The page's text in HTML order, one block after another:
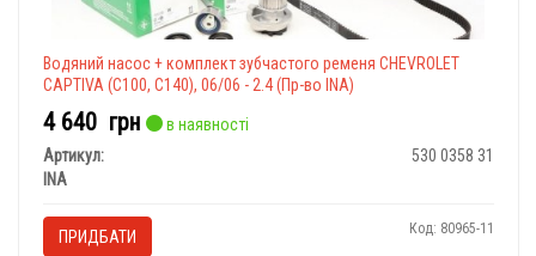
Водяний насос + комплект зубчастого ременя CHEVROLET
CAPTIVA (C100, C140), 06/06 - 2.4 (Пр-во INA)
4 640 грн
в наявності
Артикул:
530 0358 31
INA
ПРИДБАТИ Код: 80965-11